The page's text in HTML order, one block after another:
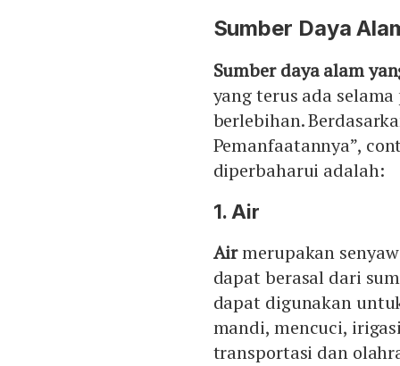
Sumber Daya
Sumber daya alam
yang terus ada
berlebihan.
Pemanfaatannya”,
diperbaharui adalah:
1. Air
Airmerupakan
dapat berasal dari
dapat digunakan
mandi, mencuci,
transportasi dan